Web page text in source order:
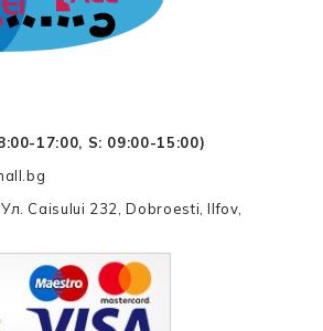
17:00, S: 09:00-15:00)
Caisului 232, Dobroesti, Ilfov,